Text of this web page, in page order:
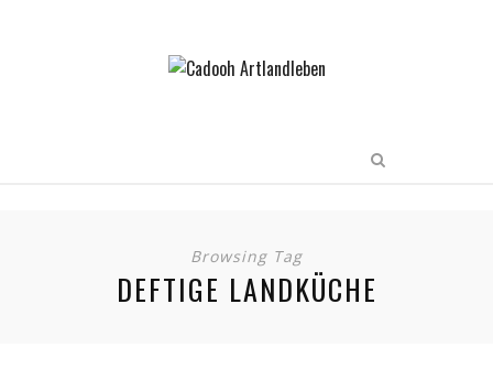
Browsing Tag
DEFTIGE LANDKÜCHE